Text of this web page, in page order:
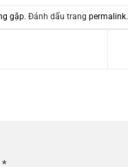
gặp. Đánh dấu trang permalink.
*